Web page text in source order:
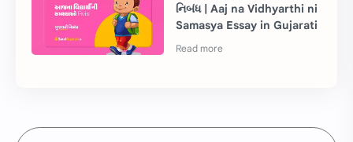
નિબંધ | Aaj na Vidhyarthi ni
Samasya Essay in Gujarati